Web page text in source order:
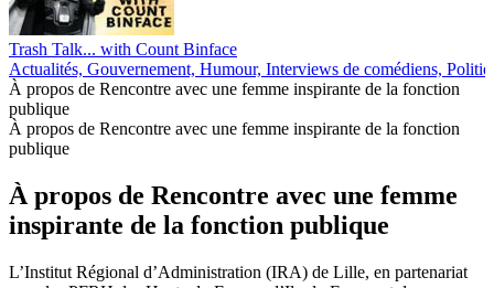
Trash Talk... with Count Binface
Actualités, Gouvernement, Humour, Interviews de comédiens,
À propos de Rencontre avec une femme inspirante de la fonction
publique
À propos de Rencontre avec une femme inspirante de la fonction
publique
À propos de Rencontre avec une femme
inspirante de la fonction publique
L’Institut Régional d’Administration (IRA) de Lille, en partenariat